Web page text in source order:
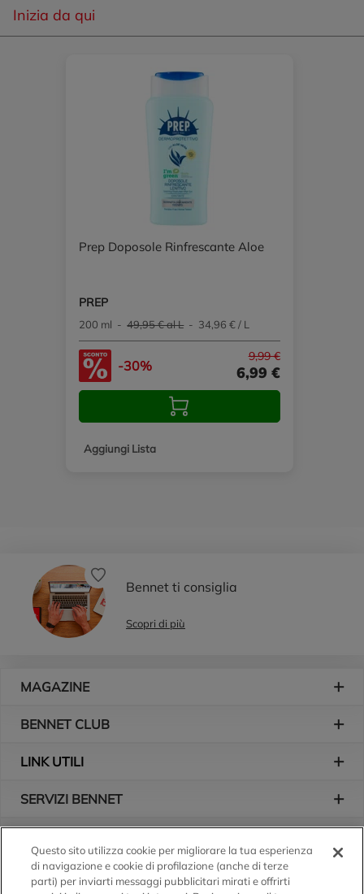
Inizia da qui
Prep Doposole Rinfrescante Aloe
PREP
200 ml -49,95 € al L- 34,96 € / L
-30%
9,99 €
6,99 €
Aggiungi Lista
Bennet ti consiglia
Scopri di più
MAGAZINE
BENNET CLUB
LINK UTILI
SERVIZI BENNET
Logo Bennet
Seguici sui nostri canali
Questo sito utilizza cookie per migliorare la tua esperienza
di navigazione e cookie di profilazione (anche di terze
parti) per inviarti messaggi pubblicitari mirati e offrirti